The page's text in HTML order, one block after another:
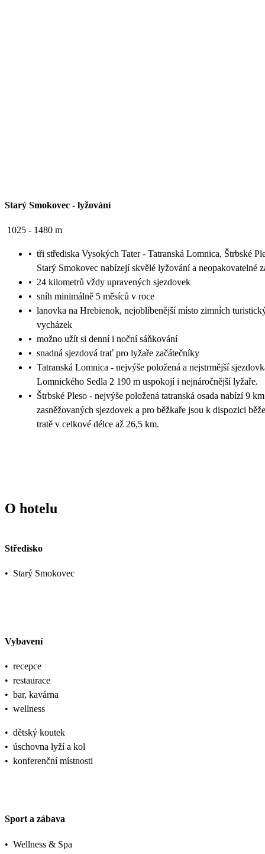
Starý Smokovec - lyžování
1025 - 1480 m
• tři střediska Vysokých Tater - Tatranská Lomnica, Štrbské
Starý Smokovec nabízejí skvělé lyžování a neopakovatelné
• 24 kilometrů vždy upravených sjezdovek
• sníh minimálně 5 měsíců v roce
• lanovka na Hrebienok, nejoblíbenější místo zimních
vycházek
• možno užít si denní i noční sáňkování
• snadná sjezdová trať pro lyžaře začátečníky
• Tatranská Lomnica - nejvýše položená a nejstrmější
Lomnického Sedla 2 190 m uspokojí i nejnáročnější lyžaře.
• Štrbské Pleso - nejvýše položená tatranská osada nabízí 9 km
zasněžovaných sjezdovek a pro běžkaře jsou k dispozici
tratě v celkové délce až 26,5 km.
O hotelu
Středisko
• Starý Smokovec
Vybavení
• recepce
• restaurace
• bar, kavárna
• wellness
• dětský koutek
• úschovna lyží a kol
• konferenční místnosti
Sport a zábava
• Wellness & Spa